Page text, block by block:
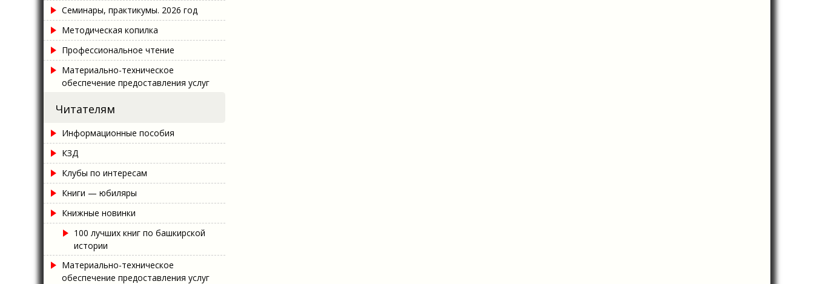
Семинары, практикумы. 2026 год
Методическая копилка
Профессиональное чтение
Материально-техническое
обеспечение предоставления услуг
Читателям
Информационные пособия
КЗД
Клубы по интересам
Книги — юбиляры
Книжные новинки
100 лучших книг по башкирской
истории
Материально-техническое
обеспечение предоставления услуг